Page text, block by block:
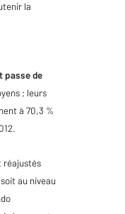
la
passe de
; leurs
à 70,3 %
réajustés
au niveau